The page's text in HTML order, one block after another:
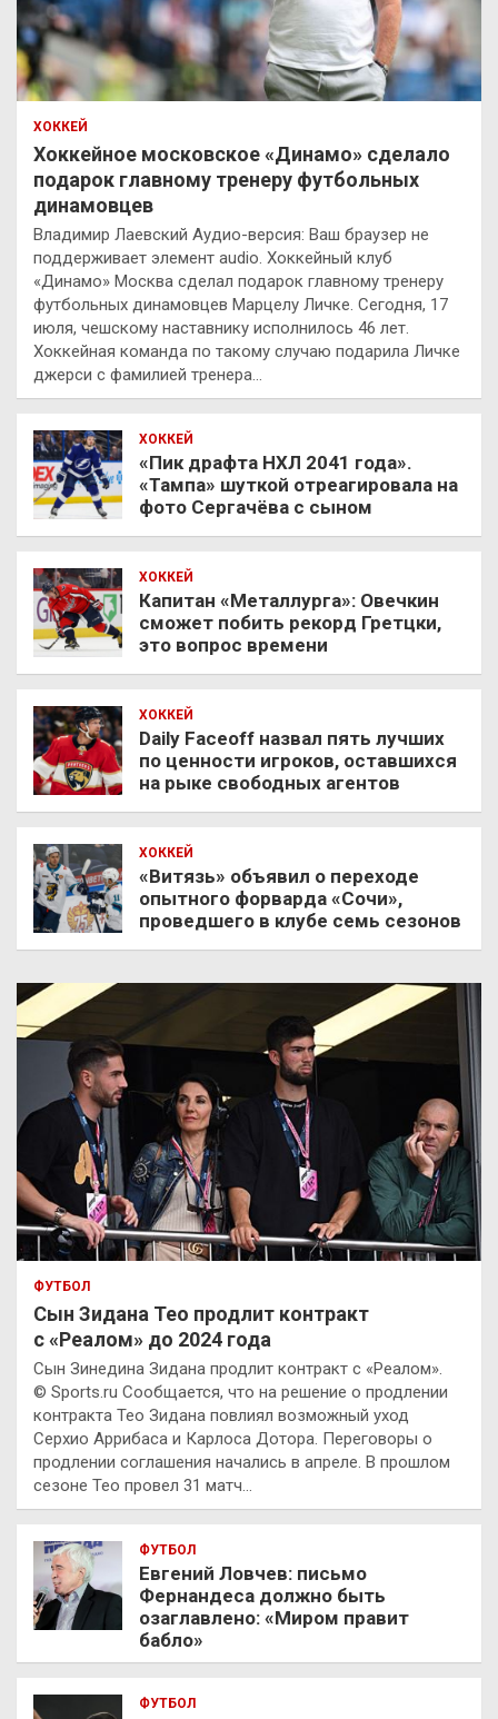
ХОККЕЙ
Хоккейное московское «Динамо» сделало
подарок главному тренеру футбольных
динамовцев
Владимир Лаевский Аудио-версия: Ваш браузер не
поддерживает элемент audio. Хоккейный клуб
«Динамо» Москва сделал подарок главному тренеру
футбольных динамовцев Марцелу Личке. Сегодня, 17
июля, чешскому наставнику исполнилось 46 лет.
Хоккейная команда по такому случаю подарила Личке
джерси с фамилией тренера…
ХОККЕЙ
«Пик драфта НХЛ 2041 года».
«Тампа» шуткой отреагировала на
фото Сергачёва с сыном
ХОККЕЙ
Капитан «Металлурга»: Овечкин
сможет побить рекорд Гретцки,
это вопрос времени
ХОККЕЙ
Daily Faceoff назвал пять лучших
по ценности игроков, оставшихся
на рыке свободных агентов
ХОККЕЙ
«Витязь» объявил о переходе
опытного форварда «Сочи»,
проведшего в клубе семь сезонов
ФУТБОЛ
Сын Зидана Тео продлит контракт
с «Реалом» до 2024 года
Сын Зинедина Зидана продлит контракт с «Реалом».
© Sports.ru Сообщается, что на решение о продлении
контракта Тео Зидана повлиял возможный уход
Серхио Аррибаса и Карлоса Дотора. Переговоры о
продлении соглашения начались в апреле. В прошлом
сезоне Тео провел 31 матч…
ФУТБОЛ
Евгений Ловчев: письмо
Фернандеса должно быть
озаглавлено: «Миром правит
бабло»
ФУТБОЛ